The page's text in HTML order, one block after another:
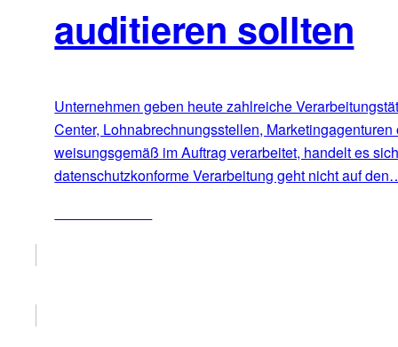
auditieren sollten
Unternehmen geben heute zahlreiche
Center, Lohnabrechnungsstellen,
weisungsgemäß im Auftrag verarbeitet, handelt es
datenschutzkonforme Verarbeitung geht nicht auf